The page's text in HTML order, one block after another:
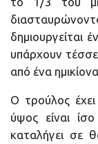
δημιουργείται
υπάρχουν
από ένα
Ο τρούλος
ύψος είναι
καταλήγει σε